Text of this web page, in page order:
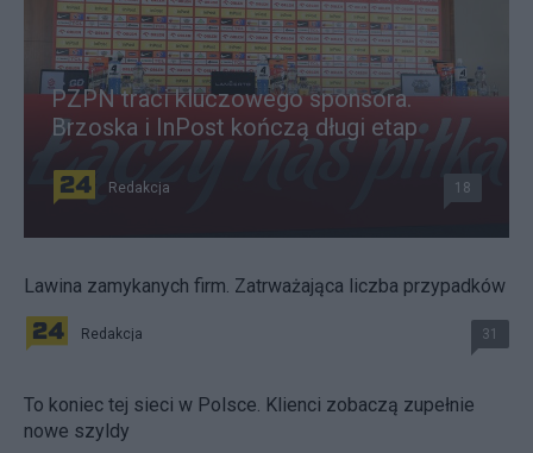
PZPN traci kluczowego sponsora.
Brzoska i InPost kończą długi etap
Redakcja 18
Lawina zamykanych firm. Zatrważająca liczba przypadków
Redakcja 31
To koniec tej sieci w Polsce. Klienci zobaczą zupełnie
nowe szyldy